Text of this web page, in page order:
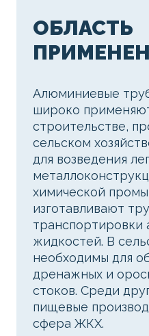
ОБЛАСТЬ
Алюминиевые
широко
строительстве,
сельском
для возведения
химической
изготавливают
транспортировки
жидкостей. В
необходимы для
дренажных и
стоков. Среди
пищевые
сфера ЖКХ.